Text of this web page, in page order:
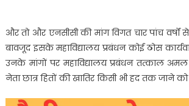
और तो और एनसीसी की मांग विगत चार पांच वर्षों
बावजूद इसके महाविद्यालय प्रबंधन कोई ठोस
उनके मांगों पर महाविद्यालय प्रबंधन तत्काल अमल
नेता छात्र हितों की खातिर किसी भी हद तक जाने को